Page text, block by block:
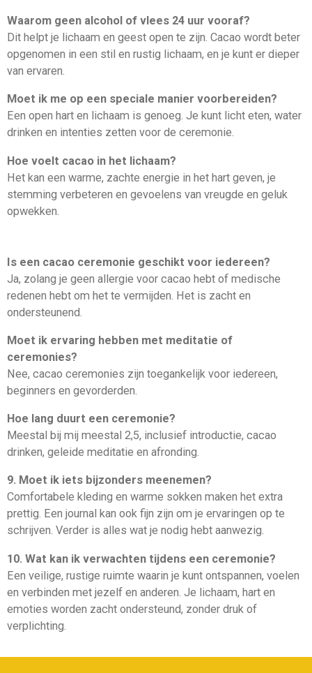
Waarom geen alcohol of vlees 24 uur vooraf?
Dit helpt je lichaam en geest open te zijn. Cacao wordt beter
opgenomen in een stil en rustig lichaam, en je kunt er dieper
van ervaren.
Moet ik me op een speciale manier voorbereiden?
Een open hart en lichaam is genoeg. Je kunt licht eten, water
drinken en intenties zetten voor de ceremonie.
Hoe voelt cacao in het lichaam?
Het kan een warme, zachte energie in het hart geven, je
stemming verbeteren en gevoelens van vreugde en geluk
opwekken.
Is een cacao ceremonie geschikt voor iedereen?
Ja, zolang je geen allergie voor cacao hebt of medische
redenen hebt om het te vermijden. Het is zacht en
ondersteunend.
Moet ik ervaring hebben met meditatie of
ceremonies?
Nee, cacao ceremonies zijn toegankelijk voor iedereen,
beginners en gevorderden.
Hoe lang duurt een ceremonie?
Meestal bij mij meestal 2,5, inclusief introductie, cacao
drinken, geleide meditatie en afronding.
9. Moet ik iets bijzonders meenemen?
Comfortabele kleding en warme sokken maken het extra
prettig. Een journal kan ook fijn zijn om je ervaringen op te
schrijven. Verder is alles wat je nodig hebt aanwezig.
10. Wat kan ik verwachten tijdens een ceremonie?
Een veilige, rustige ruimte waarin je kunt ontspannen, voelen
en verbinden met jezelf en anderen. Je lichaam, hart en
emoties worden zacht ondersteund, zonder druk of
verplichting.